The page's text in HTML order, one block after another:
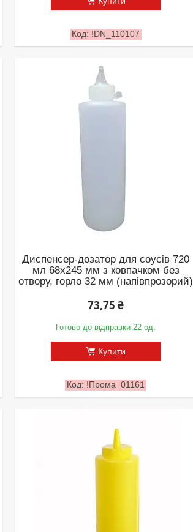
!DN_110107
Диспенсер-дозатор для соусів 720
мл 68х245 мм з ковпачком без
отвору, горло 32 мм (напівпрозорий)
73,75 ₴
Готово до відправки 22 од.
Купити
!Прома_01161